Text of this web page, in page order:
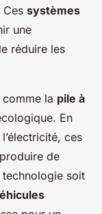
systèmes
une
réduire les
la pile à
En
ces
de
soit